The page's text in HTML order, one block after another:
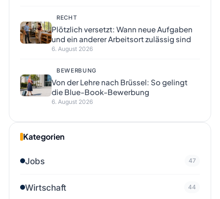
RECHT
Plötzlich versetzt: Wann neue Aufgaben
und ein anderer Arbeitsort zulässig sind
6. August 2026
BEWERBUNG
Von der Lehre nach Brüssel: So gelingt
die Blue-Book-Bewerbung
6. August 2026
Kategorien
Jobs 47
Wirtschaft 44